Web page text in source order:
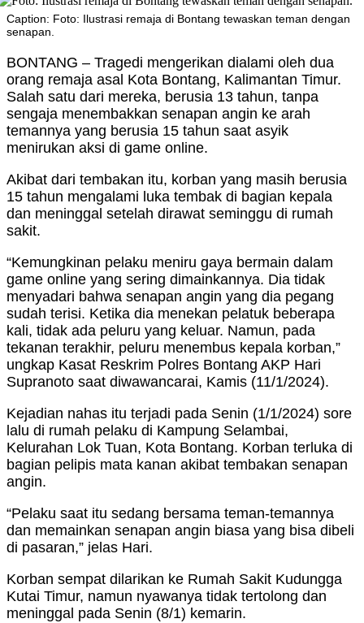
Caption: Foto: Ilustrasi remaja di Bontang tewaskan teman dengan
senapan.
BONTANG – Tragedi mengerikan dialami oleh dua
orang remaja asal Kota Bontang, Kalimantan Timur.
Salah satu dari mereka, berusia 13 tahun, tanpa
sengaja menembakkan senapan angin ke arah
temannya yang berusia 15 tahun saat asyik
menirukan aksi di game online.
Akibat dari tembakan itu, korban yang masih berusia
15 tahun mengalami luka tembak di bagian kepala
dan meninggal setelah dirawat seminggu di rumah
sakit.
“Kemungkinan pelaku meniru gaya bermain dalam
game online yang sering dimainkannya. Dia tidak
menyadari bahwa senapan angin yang dia pegang
sudah terisi. Ketika dia menekan pelatuk beberapa
kali, tidak ada peluru yang keluar. Namun, pada
tekanan terakhir, peluru menembus kepala korban,”
ungkap Kasat Reskrim Polres Bontang AKP Hari
Supranoto saat diwawancarai, Kamis (11/1/2024).
Kejadian nahas itu terjadi pada Senin (1/1/2024) sore
lalu di rumah pelaku di Kampung Selambai,
Kelurahan Lok Tuan, Kota Bontang. Korban terluka di
bagian pelipis mata kanan akibat tembakan senapan
angin.
“Pelaku saat itu sedang bersama teman-temannya
dan memainkan senapan angin biasa yang bisa dibeli
di pasaran,” jelas Hari.
Korban sempat dilarikan ke Rumah Sakit Kudungga
Kutai Timur, namun nyawanya tidak tertolong dan
meninggal pada Senin (8/1) kemarin.